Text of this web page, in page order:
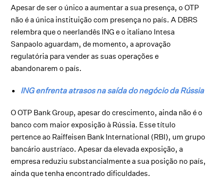
Apesar de ser o único a aumentar a sua presença, o OTP
não é a única instituição com presença no país. A DBRS
relembra que o neerlandês ING e o italiano Intesa
Sanpaolo aguardam, de momento, a aprovação
regulatória para vender as suas operações e
abandonarem o país.
ING enfrenta atrasos na saída do negócio da Rússia
O OTP Bank Group, apesar do crescimento, ainda não é o
banco com maior exposição à Rússia. Esse título
pertence ao Raiffeisen Bank International (RBI), um grupo
bancário austríaco. Apesar da elevada exposição, a
empresa reduziu substancialmente a sua posição no país,
ainda que tenha encontrado dificuldades.